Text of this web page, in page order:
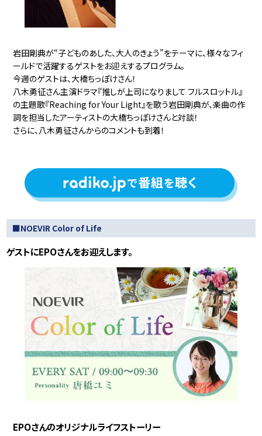
岩田剛典が“子どものあした、大人のきょう”をテーマに、様々なフィ
ールドで活躍するゲストをお迎えするプログラム。
今週のゲストは、大橋ちっぽけさん！
八木勇征さん主演ドラマ『推しが上司になりまして フルスロットル』
の主題歌『Reaching for Your Light』を歌う岩田剛典が、楽曲の作
詞を担当したアーティストの大橋ちっぽけさんと対談！
さらに、八木勇征さんからのコメントも到着！
■NOEVIR Color of Life
ゲストにEPOさんをお迎えします。
EPOさんのオリジナルライフストーリー